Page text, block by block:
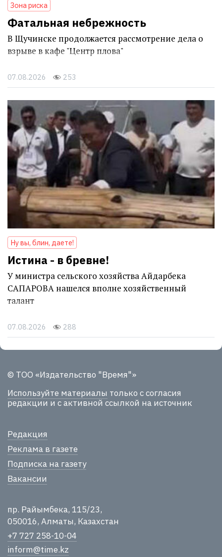
Зона риска
Фатальная небрежность
В Щучинске продолжается рассмотрение дела о
взрыве в кафе "Центр плова"
07.08.2026 253
Ну вы, блин, даете!
Истина - в бревне!
У министра сельского хозяйства Айдарбека
САПАРОВА нашелся вполне хозяйственный
талант
07.08.2026 288
© ТОО «Издательство "Время"»
Используйте материалы только с согласия
редакции и с активной ссылкой на источник
Редакция
Реклама в газете
Подписка на газету
Вакансии
пр. Райымбека, 115/23,
050016, Алматы, Казахстан
+7 727 258-10-04
inform@time.kz